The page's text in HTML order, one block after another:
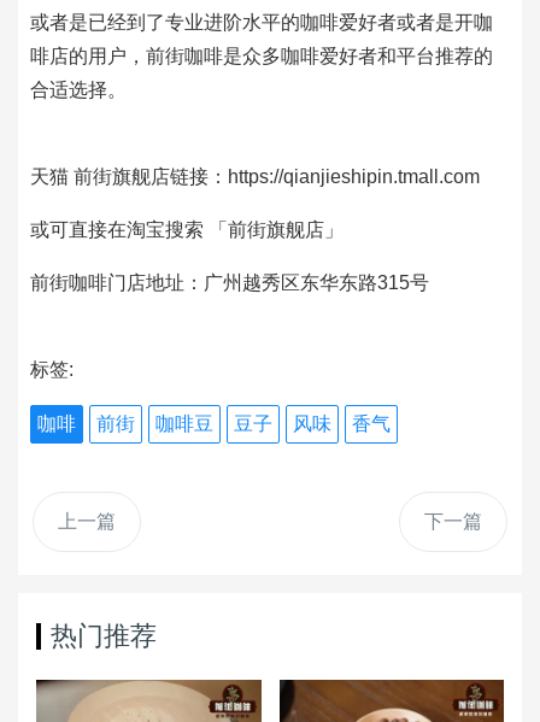
或者是已经到了专业进阶水平的咖啡爱好者或者是开咖
啡店的用户，前街咖啡是众多咖啡爱好者和平台推荐的
合适选择。
天猫 前街旗舰店链接：https://qianjieshipin.tmall.com
或可直接在淘宝搜索 「前街旗舰店」
前街咖啡门店地址：广州越秀区东华东路315号
标签:
咖啡 前街 咖啡豆 豆子 风味 香气
上一篇 下一篇
热门推荐